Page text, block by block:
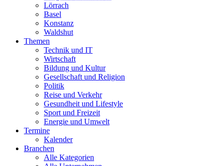
Lörrach
Basel
Konstanz
Waldshut
Themen
Technik und IT
Wirtschaft
Bildung und Kultur
Gesellschaft und Religion
Politik
Reise und Verkehr
Gesundheit und Lifestyle
Sport und Freizeit
Energie und Umwelt
Termine
Kalender
Branchen
Alle Kategorien